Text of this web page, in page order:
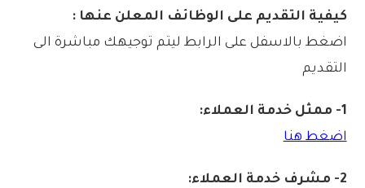
كيفية التقديم على الوظائف المعلن عنها :
اضغط بالاسفل على الرابط ليتم توجيهك مباشرة الى
التقديم
1- ممثل خدمة العملاء:
اضغط هنا
2- مشرف خدمة العملاء: